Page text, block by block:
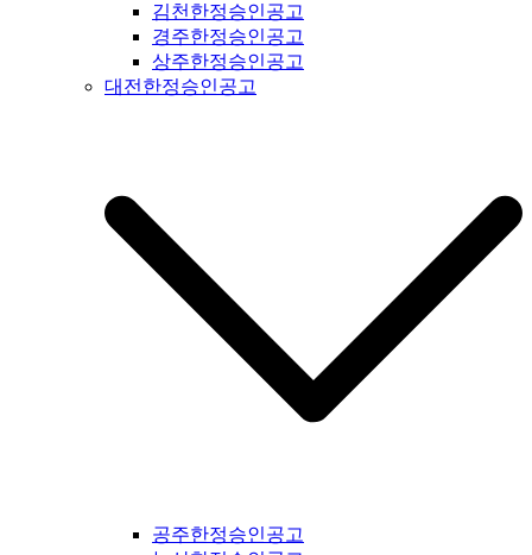
신문공고 #담양신문공고 #곡성신문공고 #구례신문공고 #하동
신문공고 #순천신문공고 #여수신문공고 #고흥신문공고 #완도
신문공고 #해남신문공고 #강진신문공고 #장흥신문공고 #영암
신문공고 #광주신문공고 #무안신문공고 #함평신문공고 #신안
상주신문공고 #의성신문공고 #청송신문공고 #영덕신문공고 #
군위신문공고 #김천신문공고 #구미신문공고 #칠곡신문공고 #
성주신문공고 #포항신문공고 #영천신문공고 #경주신문공고 #
경산신문공고 #청도신문공고 #고령신문공고 #대구신문공고 #
울주신문공고 #울산신문공고 #부산신문공고 #기장신문공고 #
거창신문공고 #합천신문공고 #창녕신문공고 #밀양신문공고 #
창원신문공고 #김해신문공고 #의령신문공고 #진주신문공고 #
하동신문공고 #사천신문공고 #고성신문공고 #거제신문공고 #
통영신문공고 #남해신문공고 #서귀포신문공고 #제주도신문공
고 #경기도일간지공고 #연천군일간지공고 #포천시일간지공고
양시일간지공고 #의왕시일간지공고 #과천시일간지공고 #성남
김천한정승인공고
경주한정승인공고
상주한정승인공고
대전한정승인공고
공주한정승인공고